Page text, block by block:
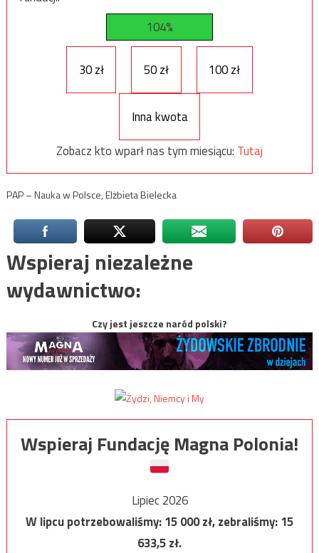
104%
30 zł 50 zł 100 zł
Inna kwota
Zobacz kto wparł nas tym miesiącu: Tutaj
PAP – Nauka w Polsce, Elżbieta Bielecka
Wspieraj niezależne
wydawnictwo:
Czy jest jeszcze naród polski?
Wspieraj Fundację Magna Polonia!
Lipiec 2026
W lipcu potrzebowaliśmy:15 000zł, zebraliśmy:15
633,5zł.